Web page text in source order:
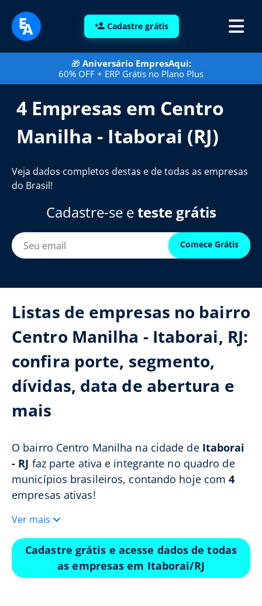
Cadastre grátis
🎁 Aniversário EmpresAqui:
60% OFF + ERP Grátis no Plano Plus
4 Empresas em Centro
Manilha - Itaborai (RJ)
Veja dados completos destas e de todas as empresas
do Brasil!
Cadastre-se eteste grátis
Comece Grátis
Listas de empresas no bairro
Centro Manilha - Itaborai, RJ:
confira porte, segmento,
dívidas, data de abertura e
mais
O bairro Centro Manilha na cidade de Itaborai
- RJ faz parte ativa e integrante no quadro de
municípios brasileiros, contando hoje com4
empresas ativas!
Ver mais
Cadastre grátis e acesse dados de todas
as empresas em Itaborai/RJ